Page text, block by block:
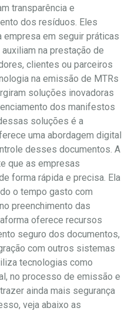
transparência e
dos resíduos. Eles
em seguir práticas
na prestação de
clientes ou parceiros
na emissão de MTRs
soluções inovadoras
dos manifestos
soluções é a
uma abordagem digital
desses documentos. A
que as empresas
forma rápida e precisa. Ela
o tempo gasto com
preenchimento das
oferece recursos
seguro dos documentos,
com outros sistemas
tecnologias como
no processo de emissão e
ainda mais segurança
veja abaixo as